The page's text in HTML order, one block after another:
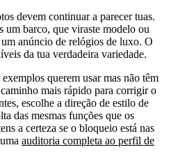
devem continuar a parecer tuas.
barco, que viraste modelo ou
anúncio de relógios de luxo. O
da tua verdadeira variedade.
querem usar mas não têm
mais rápido para corrigir o
escolhe a direção de estilo de
das mesmas funções que os
a certeza se o bloqueio está nas
auditoria completa ao perfil de